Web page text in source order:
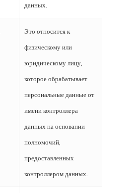
данных.
Это относится к
физическому или
юридическому лицу,
которое обрабатывает
персональные данные от
имени контроллера
данных на основании
полномочий,
предоставленных
контроллером данных.